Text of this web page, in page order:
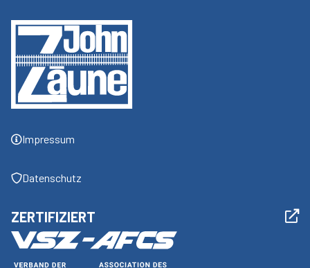
ZERTIFIZIERT
Impressum
Datenschutz